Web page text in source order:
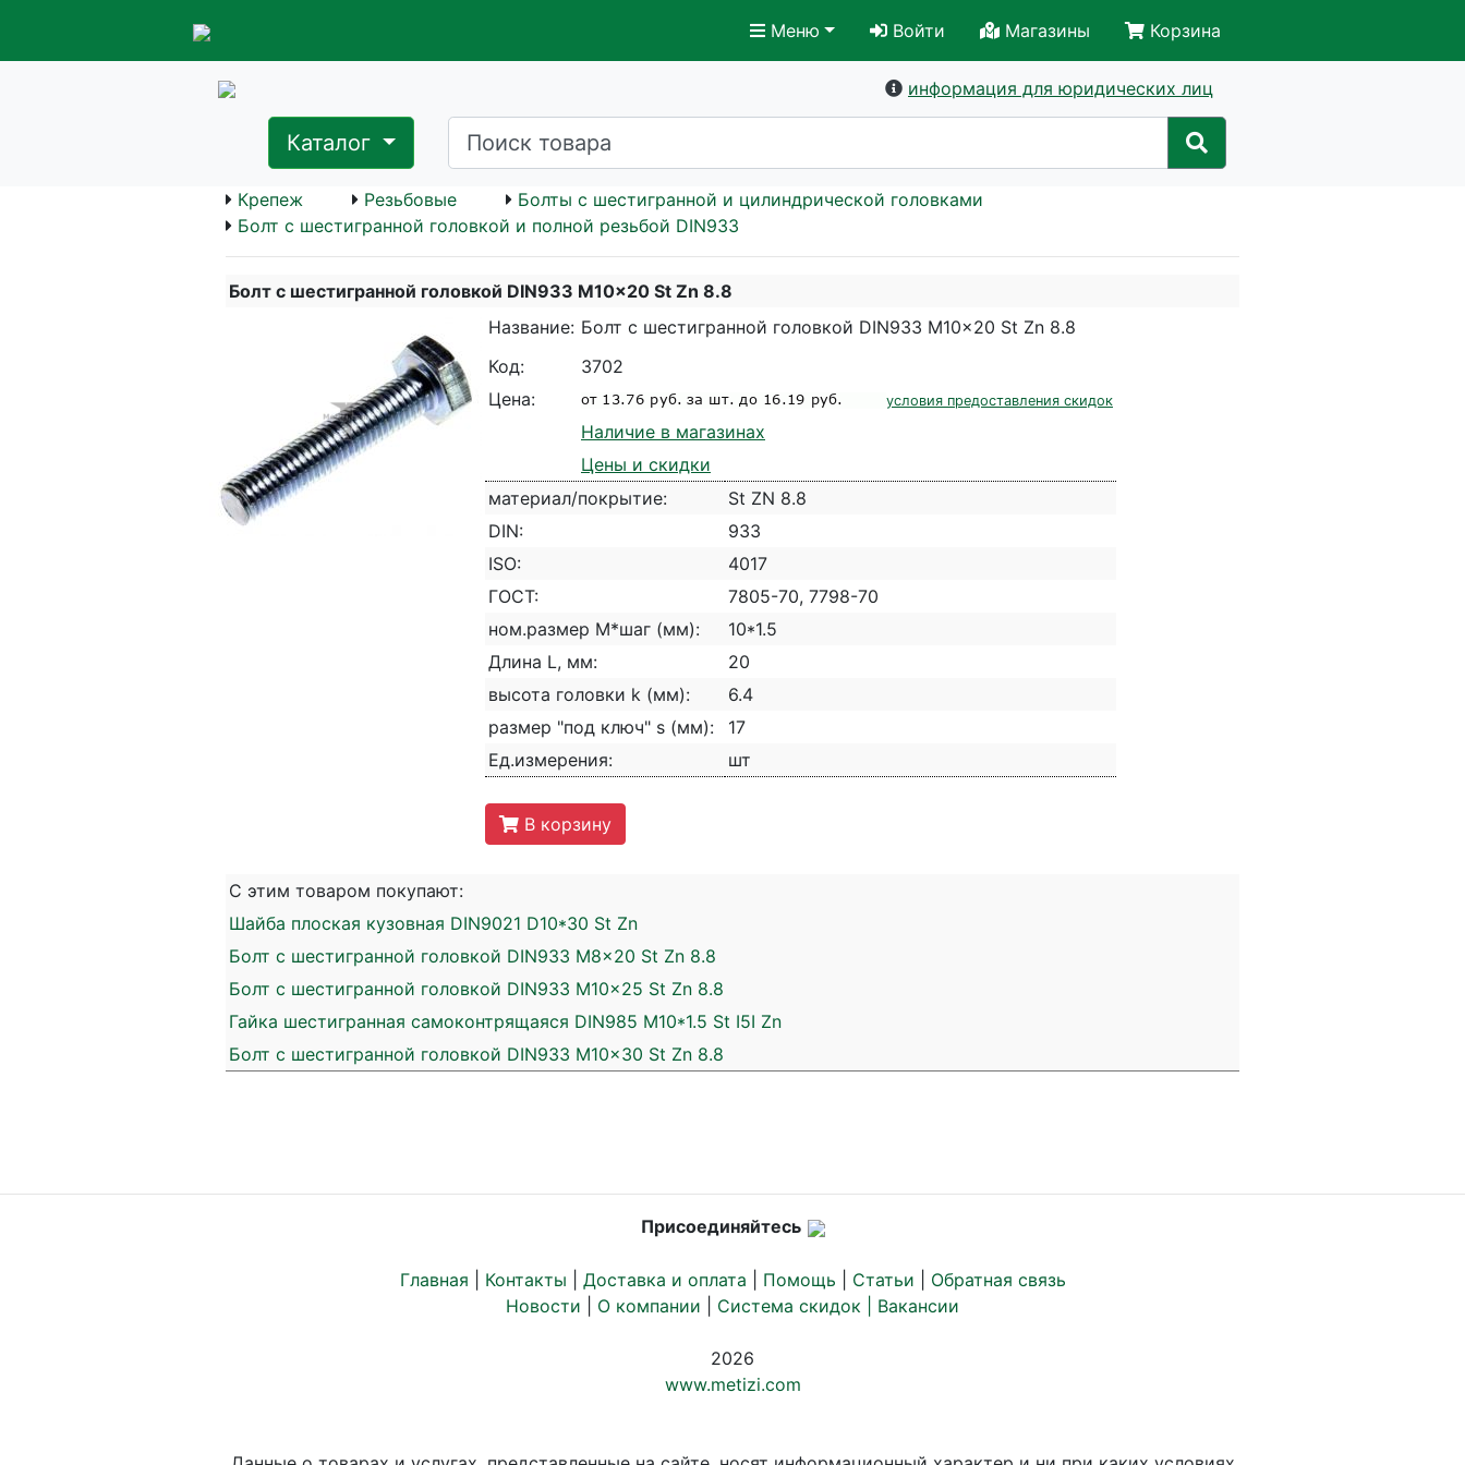
Меню Войти Магазины Корзина
информация для юридических лиц
Каталог
Крепеж Резьбовые
Болты с шестигранной и цилиндрической головками
Болт с шестигранной головкой и полной резьбой DIN933
Болт с шестигранной головкой DIN933 M10x20 St Zn 8.8
Название: Болт с шестигранной головкой DIN933 M10x20 St Zn 8.8
Код:
3702
Цена:
условия предоставления скидок
Наличие в магазинах
Цены и скидки
материал/покрытие:
St ZN 8.8
DIN:
933
ISO:
4017
ГОСТ:
7805-70, 7798-70
ном.размер М*шаг (мм):
10*1.5
Длина L, мм:
20
высота головки k (мм):
6.4
размер "под ключ" s (мм):
17
Ед.измерения:
шт
В корзину
С этим товаром покупают:
Шайба плоская кузовная DIN9021 D10*30 St Zn
Болт с шестигранной головкой DIN933 M8x20 St Zn 8.8
Болт с шестигранной головкой DIN933 M10x25 St Zn 8.8
Гайка шестигранная самоконтрящаяся DIN985 M10*1.5 St I5I Zn
Болт с шестигранной головкой DIN933 M10x30 St Zn 8.8
Присоединяйтесь
Главная Контакты Доставка и оплата Помощь Статьи
Обратная связь
Новости
О компании Система скидок | Вакансии
2026
www.metizi.com